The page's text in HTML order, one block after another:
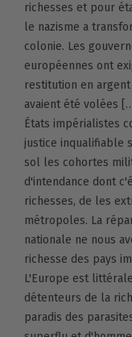
richesses et pour
le nazisme a
colonie. Les
européennes ont
restitution en
avaient été volées
États impérialistes
justice inqualifiable
sol les cohortes
d'intendance dont
richesses, de les
métropoles. La
nationale ne nous
richesse des pays
L'Europe est
détenteurs de la
paradis des